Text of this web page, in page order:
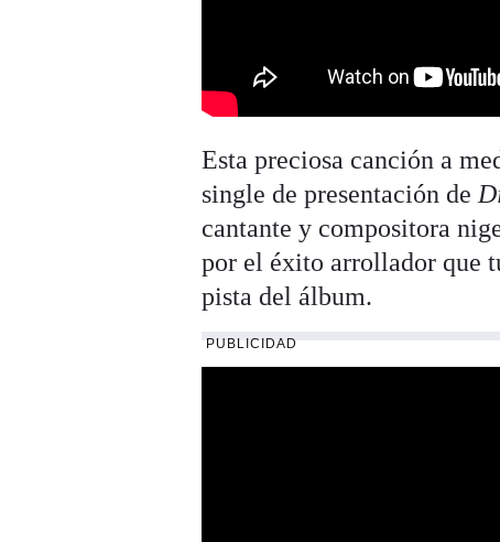
Esta preciosa canción a
single de presentación de
cantante y compositora
por el éxito arrollador que
pista del álbum.
PUBLICIDAD